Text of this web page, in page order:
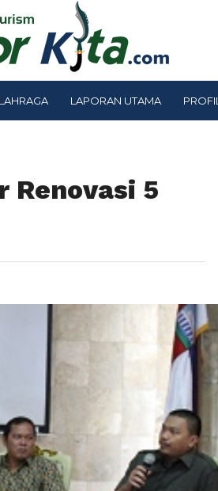
LAPORAN UTAMA PROFIL
Renovasi 5